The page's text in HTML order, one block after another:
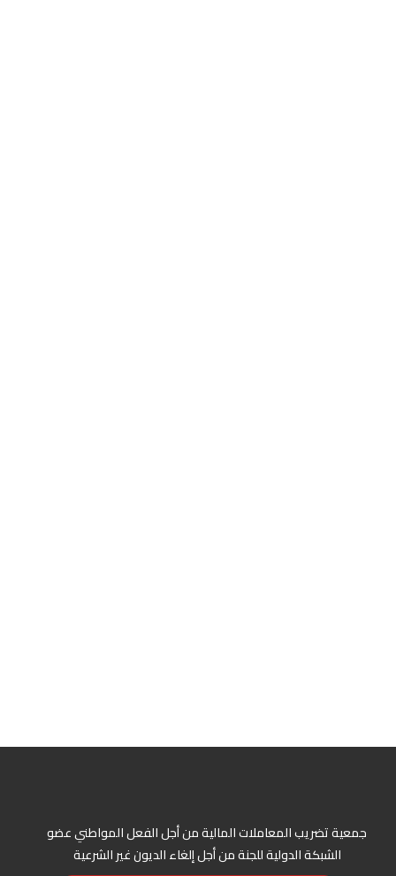
جمعية تضريب المعاملات المالية من أجل الفعل المواطني عضو
الشبكة الدولية للجنة من أجل إلغاء الديون غير الشرعية